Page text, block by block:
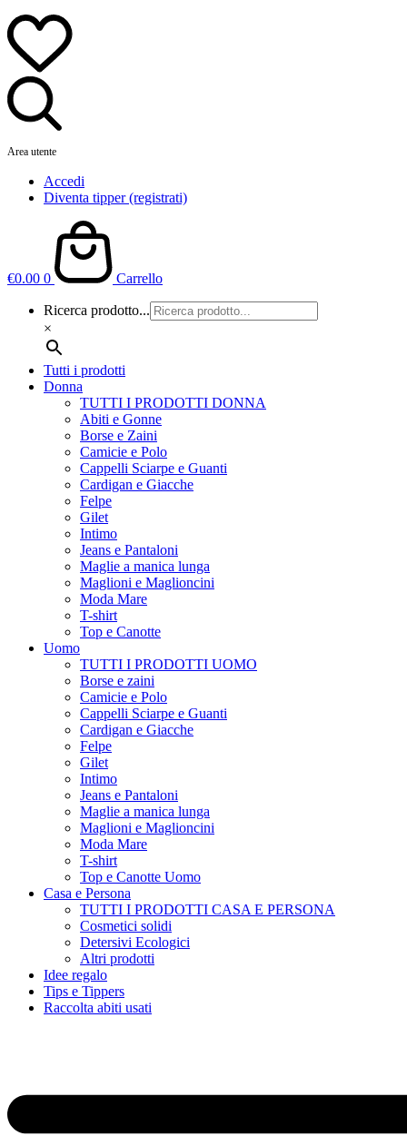
Area utente
Accedi
Diventa tipper (registrati)
€0.00 0 Carrello
Ricerca prodotto...
×
Tutti i prodotti
Donna
TUTTI I PRODOTTI DONNA
Abiti e Gonne
Borse e Zaini
Camicie e Polo
Cappelli Sciarpe e Guanti
Cardigan e Giacche
Felpe
Gilet
Intimo
Jeans e Pantaloni
Maglie a manica lunga
Maglioni e Maglioncini
Moda Mare
T-shirt
Top e Canotte
Uomo
TUTTI I PRODOTTI UOMO
Borse e zaini
Camicie e Polo
Cappelli Sciarpe e Guanti
Cardigan e Giacche
Felpe
Gilet
Intimo
Jeans e Pantaloni
Maglie a manica lunga
Maglioni e Maglioncini
Moda Mare
T-shirt
Top e Canotte Uomo
Casa e Persona
TUTTI I PRODOTTI CASA E PERSONA
Cosmetici solidi
Detersivi Ecologici
Altri prodotti
Idee regalo
Tips e Tippers
Raccolta abiti usati